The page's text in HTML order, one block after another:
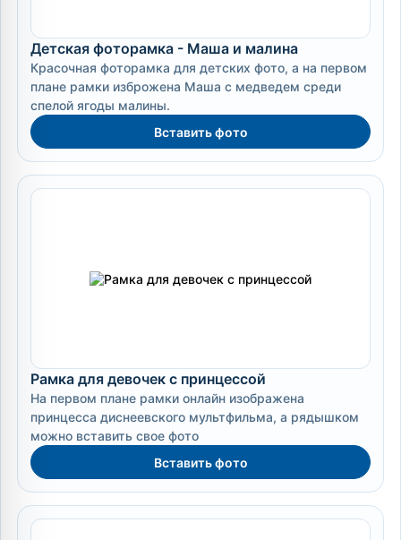
Детская фоторамка - Маша и малина
Красочная фоторамка для детских фото, а на первом
плане рамки изброжена Маша с медведем среди
спелой ягоды малины.
Вставить фото
Рамка для девочек с принцессой
На первом плане рамки онлайн изображена
принцесса диснеевского мультфильма, а рядышком
можно вставить свое фото
Вставить фото